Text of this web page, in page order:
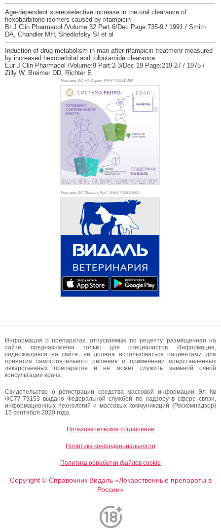
Age-dependent stereoselective increase in the oral clearance of
hexobarbitone isomers caused by rifampicin
Br J Clin Pharmacol /Volume:32 Part:6/Dec Page:735-9 / 1991 / Smith
DA, Chandler MH, Shedlofsky SI et al
Induction of drug metabolism in man after rifampicin treatmenr measured
by increased hexobarbital and tolbutamide clearance
Eur J Clin Pharmacol /Volume:9 Part:2-3/Dec 19 Page:219-27 / 1975 /
Zilly W, Breimer DD, Richter E
Реклама. АО «Р-Фарм», ИНН 7726311464
Реклама. АО "Видаль Рус", ИНН 7728043605
Информация о препаратах, отпускаемых по рецепту, размещенная на
сайте, предназначена только для специалистов. Информация,
содержащаяся на сайте, не должна использоваться пациентами для
принятия самостоятельного решения о применении представленных
лекарственных препаратов и не может служить заменой очной
консультации врача.
Свидетельство о регистрации средства массовой информации Эл №
ФС77-79153 выдано Федеральной службой по надзору в сфере связи,
информационных технологий и массовых коммуникаций (Роскомнадзор)
15 сентября 2020 года.
Пользовательское соглашение
Политика конфиденциальности
Политика обработки файлов cookie
Copyright ©Справочник Видаль «Лекарственные препараты в
России»